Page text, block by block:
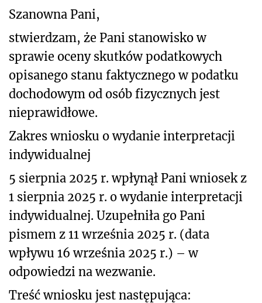
Szanowna Pani,
stwierdzam, że Pani stanowisko w
sprawie oceny skutków podatkowych
opisanego stanu faktycznego w podatku
dochodowym od osób fizycznych jest
nieprawidłowe.
Zakres wniosku o wydanie interpretacji
indywidualnej
5 sierpnia 2025 r. wpłynął Pani wniosek z
1 sierpnia 2025 r. o wydanie interpretacji
indywidualnej. Uzupełniła go Pani
pismem z 11 września 2025 r. (data
wpływu 16 września 2025 r.) – w
odpowiedzi na wezwanie.
Treść wniosku jest następująca: